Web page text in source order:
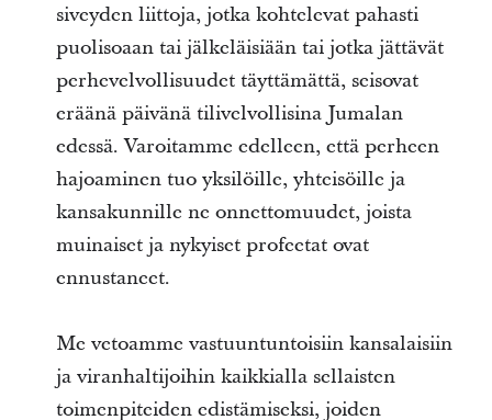
siveyden liittoja, jotka kohtelevat pahasti
puolisoaan tai jälkeläisiään tai jotka jättävät
perhevelvollisuudet täyttämättä, seisovat
eräänä päivänä tilivelvollisina Jumalan
edessä. Varoitamme edelleen, että perheen
hajoaminen tuo yksilöille, yhteisöille ja
kansakunnille ne onnettomuudet, joista
muinaiset ja nykyiset profeetat ovat
ennustaneet.
Me vetoamme vastuuntuntoisiin kansalaisiin
ja viranhaltijoihin kaikkialla sellaisten
toimenpiteiden edistämiseksi, joiden